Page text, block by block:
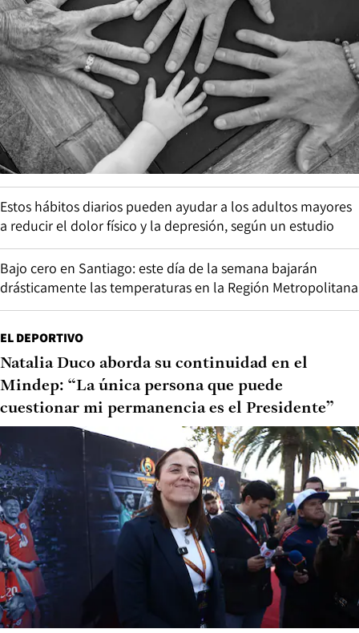
Estos hábitos diarios pueden ayudar a los adultos mayores
a reducir el dolor físico y la depresión, según un estudio
Bajo cero en Santiago: este día de la semana bajarán
drásticamente las temperaturas en la Región Metropolitana
EL DEPORTIVO
Natalia Duco aborda su continuidad en el
Mindep: “La única persona que puede
cuestionar mi permanencia es el Presidente”